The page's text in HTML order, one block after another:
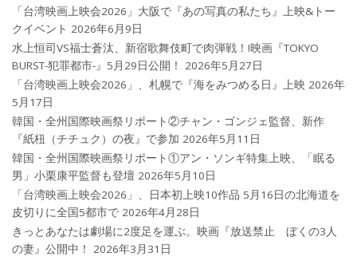
「台湾映画上映会2026」大阪で『あの写真の私たち』上映&トー
クイベント 2026年6月9日
水上恒司VS福士蒼汰、新宿歌舞伎町で肉弾戦！!映画『TOKYO
BURST-犯罪都市-』5月29日公開！
2026年5月27日
「台湾映画上映会2026」、札幌で『海をみつめる日』上映 2026年
5月17日
韓国・全州国際映画祭リポート②チャン・ゴンジェ監督、新作
『紙杻（チチュク）の夜』で参加 2026年5月11日
韓国・全州国際映画祭リポート①アン・ソンギ特集上映、「眠る
男」小栗康平監督も登壇 2026年5月10日
「台湾映画上映会2026」、日本初上映10作品 5月16日の北海道を
皮切りに全国5都市で 2026年4月28日
きっとあなたは劇場に2度足を運ぶ。映画『放送禁止 ぼくの3人
の妻』公開中！
2026年3月31日